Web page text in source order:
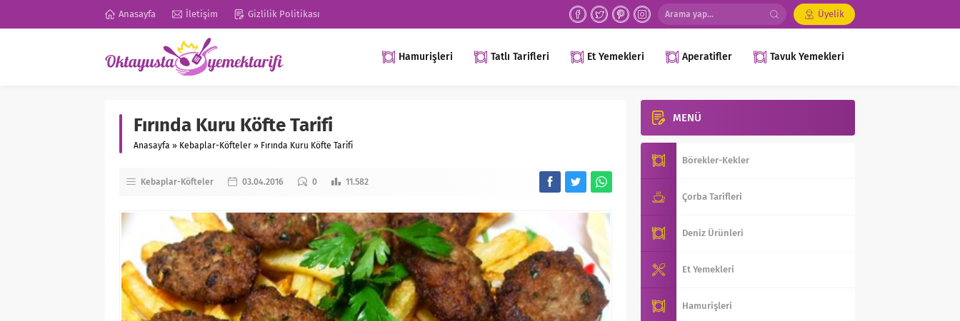
Anasayfa İletişim Gizlilik Politikası Üyelik
Hamurişleri Tatlı Tarifleri Et Yemekleri Aperatifler Tavuk Yemekleri
Fırında Kuru Köfte Tarifi
Anasayfa » Kebaplar-Köfteler » Fırında Kuru Köfte Tarifi
Kebaplar-Köfteler 03.04.2016 0 11.582
MENÜ
Börekler-Kekler
Çorba Tarifleri
Deniz Ürünleri
Et Yemekleri
Hamurişleri